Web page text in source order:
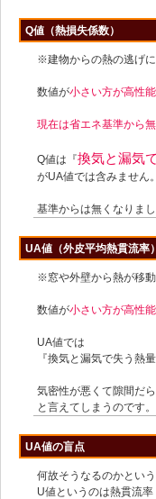
Q値（熱損失係数）
※建物からの熱の逃げに
数値が小さい方が高性能
現在は省エネ基準から
Q値は『換気と漏気
がUA値では含みません。
基準からは無くなりま
UA値（外皮平均熱貫流率）
※窓や外壁から熱が移動
数値が小さい方が高性能
UA値では
『換気と漏気で失う熱
気密性が悪くて隙間だ
と言えてしまうのです。
UA値の盲点
何故そうなるのかとい
U値というのは熱貫流